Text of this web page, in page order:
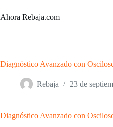
al
contenido
Ahora Rebaja.com
Diagnóstico Avanzado con
Rebaja 23 de
Diagnóstico Avanzado con